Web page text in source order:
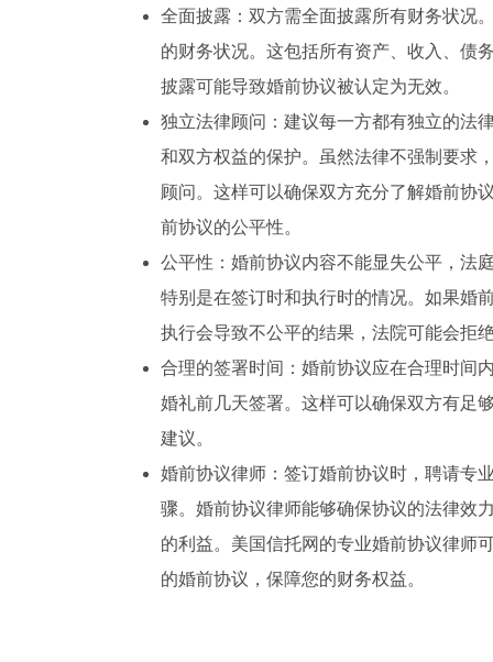
全面披露：双方需全面披露所有财务状况
的财务状况。这包括所有资产、收入、债
披露可能导致婚前协议被认定为无效。
独立法律顾问：建议每一方都有独立的法
和双方权益的保护。虽然法律不强制要求
顾问。这样可以确保双方充分了解婚前协
前协议的公平性。
公平性：婚前协议内容不能显失公平，法
特别是在签订时和执行时的情况。如果婚
执行会导致不公平的结果，法院可能会拒
合理的签署时间：婚前协议应在合理时间
婚礼前几天签署。这样可以确保双方有足
建议。
婚前协议律师：签订婚前协议时，聘请专
骤。婚前协议律师能够确保协议的法律效
的利益。美国信托网的专业婚前协议律师
的婚前协议，保障您的财务权益。